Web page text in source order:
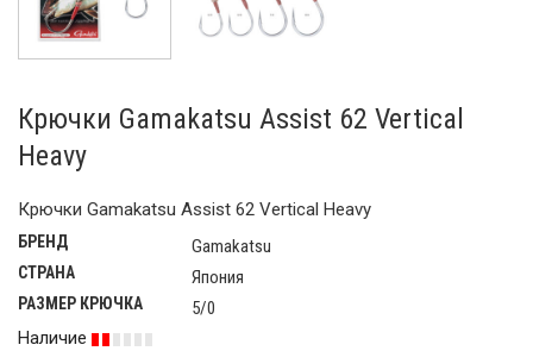
Крючки Gamakatsu Assist 62 Vertical
Heavy
Крючки Gamakatsu Assist 62 Vertical Heavy
БРЕНД Gamakatsu
СТРАНА Япония
РАЗМЕР КРЮЧКА
5/0
Наличие